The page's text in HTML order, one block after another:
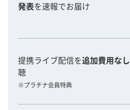
発表を速報でお届け
提携ライブ配信を追加費用なし
聴
※プラチナ会員特典